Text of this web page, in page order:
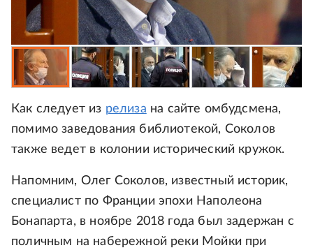
Как следует из релиза на сайте омбудсмена,
помимо заведования библиотекой, Соколов
также ведет в колонии исторический кружок.
Напомним, Олег Соколов, известный историк,
специалист по Франции эпохи Наполеона
Бонапарта, в ноябре 2018 года был задержан с
поличным на набережной реки Мойки при